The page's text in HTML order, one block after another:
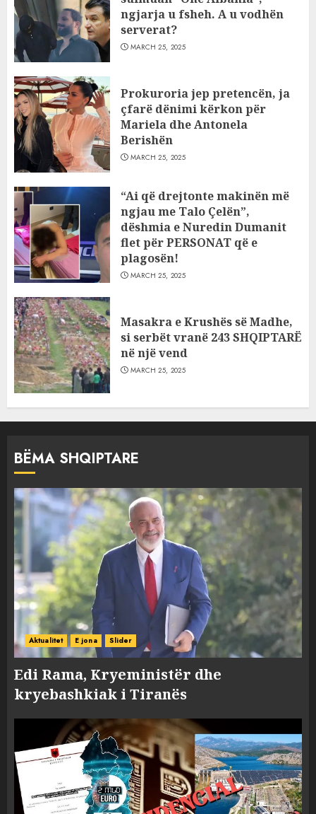
ngjarja u fsheh. A u vodhën
serverat?
MARCH 25, 2025
Prokuroria jep pretencën, ja
çfarë dënimi kërkon për
Mariela dhe Antonela
Berishën
MARCH 25, 2025
“Ai që drejtonte makinën më
ngjau me Talo Çelën”,
dëshmia e Nuredin Dumanit
flet për PERSONAT që e
plagosën!
MARCH 25, 2025
Masakra e Krushës së Madhe,
si serbët vranë 243 SHQIPTARË
në një vend
MARCH 25, 2025
BËMA SHQIPTARE
Aktualitet E jona Slider
Edi Rama, Kryeministër dhe
kryebashkiak i Tiranës